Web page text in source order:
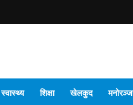
स्वास्थ्य शिक्षा खेलकुद